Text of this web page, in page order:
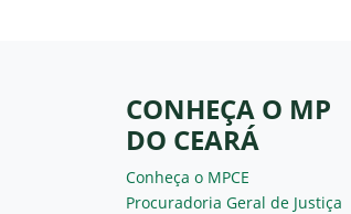
CONHEÇA O MP
DO CEARÁ
Conheça o MPCE
Procuradoria Geral de Justiça